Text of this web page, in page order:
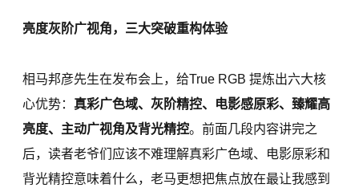
亮度灰阶广视角，三大突破重构体验
相马邦彦先生在发布会上，给True RGB 提炼出六大核
心优势： 真彩广色域、灰阶精控、电影感原彩、臻耀高
亮度、主动广视角及背光精控。前面几段内容讲完之
后，读者老爷们应该不难理解真彩广色域、电影原彩和
背光精控意味着什么，老马更想把焦点放在最让我感到